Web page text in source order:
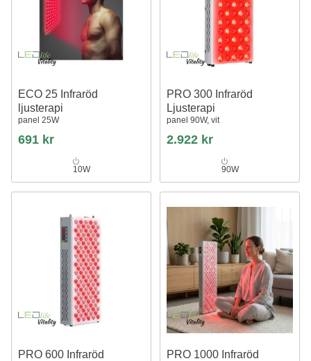
ECO 25 Infraröd
ljusterapi
panel 25W
691 kr
10W
PRO 300 Infraröd
Ljusterapi
panel 90W, vit
2.922 kr
90W
PRO 600 Infraröd
PRO 1000 Infraröd